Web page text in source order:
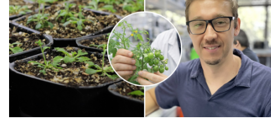
descubren
un
“interruptor
biológico”
que
ayuda
a